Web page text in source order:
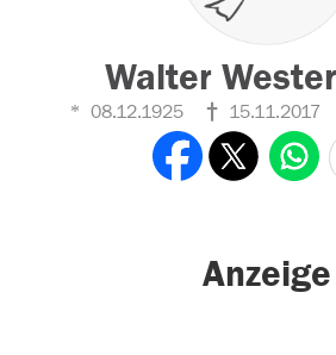
Walter
08.12.1925 15.11.2017
Anzeige